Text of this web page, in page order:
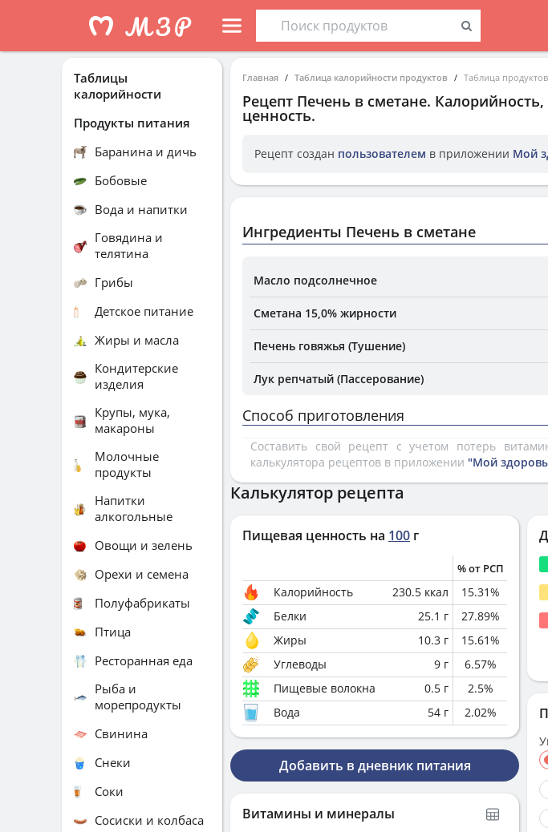
Главная Таблица калорийности продуктов Таблица
Рецепт Печень в сметане.
ценность.
Рецепт создан пользователем в приложении Мой
Ингредиенты Печень в сметане
Масло подсолнечное
Сметана 15,0% жирности
Печень говяжья (Тушение)
Лук репчатый (Пассерование)
Способ приготовления
Составить свой рецепт с учетом потерь
калькулятора рецептов в приложении "Мой
Калькулятор рецепта
Пищевая ценность на 100 г
% от РСП
Калорийность 230.5 ккал 15.31%
Белки
25.1 г 27.89%
Жиры
10.3 г 15.61%
Углеводы
9 г 6.57%
Пищевые волокна
0.5 г 2.5%
Вода
54 г 2.02%
Добавить в дневник питания
Витамины и минералы
Таблицы
калорийности
Продукты питания
Баранина и дичь
Бобовые
Вода и напитки
Говядина и
телятина
Грибы
Детское питание
Жиры и масла
Кондитерские
изделия
Крупы, мука,
макароны
Молочные
продукты
Напитки
алкогольные
Овощи и зелень
Орехи и семена
Полуфабрикаты
Птица
Ресторанная еда
Рыба и
морепродукты
Свинина
Снеки
Соки
Сосиски и колбаса